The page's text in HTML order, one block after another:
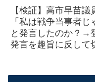
【検証】高市早苗
「私は戦争当事者じ
と発言したのか？→
発言を趣旨に反して